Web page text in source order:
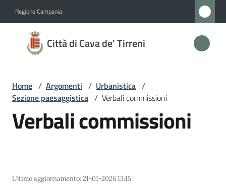
Regione Campania
Città di Cava de' Tirreni
Città
di
de'
Tirreni
Home / Argomenti / Urbanistica /
Sezione paesaggistica / Verbali commissioni
Verbali commissioni
Ultimo aggiornamento:21-01-2026 13:15